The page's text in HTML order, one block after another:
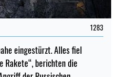
1283
eingestürzt. Alles fiel
Rakete“, berichten die